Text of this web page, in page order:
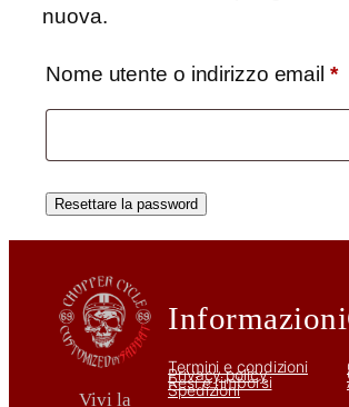
nuova.
Nome utente o indirizzo email *
Resettare la password
Vivi la
Informazioni
Termini e condizioni
Privacy policy
Resi e rimborsi
Spedizioni